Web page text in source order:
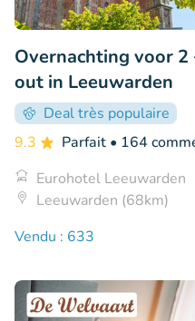
Overnachting voor
out in Leeuwarden
Deal très populaire
9.3
Parfait • 164
Eurohotel Leeuwarden
Leeuwarden (68km)
Vendu : 633